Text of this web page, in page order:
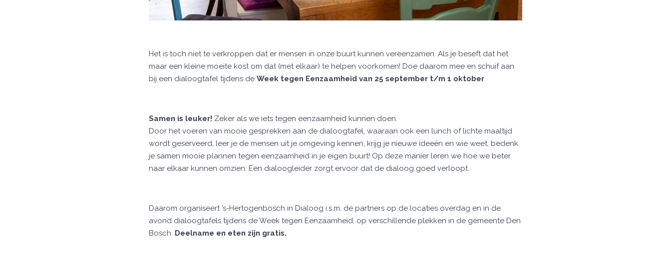
Het is toch niet te verkroppen dat er mensen in onze buurt kunnen vereenzamen. Als je beseft dat het
maar een kleine moeite kost om dat (met elkaar) te helpen voorkomen! Doe daarom mee en schuif aan
bij een dialoogtafel tijdens deWeek tegen Eenzaamheid van 25 september t/m 1 oktober.
Samen is leuker! Zeker als we iets tegen eenzaamheid kunnen doen.
Door het voeren van mooie gesprekken aan de dialoogtafel, waaraan ook een lunch of lichte maaltijd
wordt geserveerd, leer je de mensen uit je omgeving kennen, krijg je nieuwe ideeën en wie weet, bedenk
je samen mooie plannen tegen eenzaamheid in je eigen buurt! Op deze manier leren we hoe we beter
naar elkaar kunnen omzien. Een dialoogleider zorgt ervoor dat de dialoog goed verloopt.
Daarom organiseert ’s-Hertogenbosch in Dialoog i.s.m. de partners op de locaties overdag en in de
avond dialoogtafels tijdens de Week tegen Eenzaamheid, op verschillende plekken in de gemeente Den
Bosch. Deelname en eten zijn gratis.